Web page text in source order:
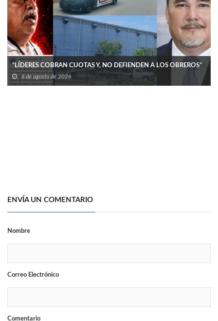
“LÍDERES COBRAN CUOTAS Y, NO DEFIENDEN A LOS OBREROS”
6 de agosto de 2026
ENVÍA UN COMENTARIO
Nombre
Correo Electrónico
Comentario